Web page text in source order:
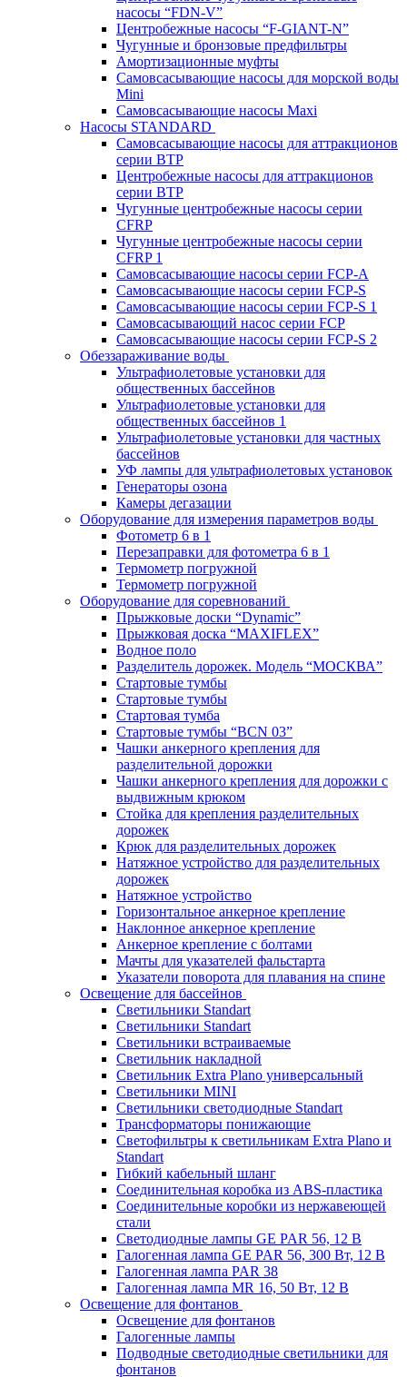
насосы “FDN-V”
Центробежные насосы “F-GIANT-N”
Чугунные и бронзовые предфильтры
Амортизационные муфты
Самовсасывающие насосы для морской воды
Mini
Самовсасывающие насосы Maxi
Насосы STANDARD
Самовсасывающие насосы для аттракционов
серии BTP
Центробежные насосы для аттракционов
серии BTP
Чугунные центробежные насосы серии
CFRP
Чугунные центробежные насосы серии
CFRP 1
Самовсасывающие насосы серии FCP-A
Самовсасывающие насосы серии FCP-S
Самовсасывающие насосы серии FCP-S 1
Самовсасывающий насос серии FCP
Самовсасывающие насосы серии FCP-S 2
Обеззараживание воды
Ультрафиолетовые установки для
общественных бассейнов
Ультрафиолетовые установки для
общественных бассейнов 1
Ультрафиолетовые установки для частных
бассейнов
УФ лампы для ультрафиолетовых установок
Генераторы озона
Камеры дегазации
Оборудование для измерения параметров воды
Фотометр 6 в 1
Перезаправки для фотометра 6 в 1
Термометр погружной
Термометр погружной
Оборудование для соревнований
Прыжковые доски “Dynamic”
Прыжковая доска “MAXIFLEX”
Водное поло
Разделитель дорожек. Модель “МОСКВА”
Стартовые тумбы
Стартовые тумбы
Стартовая тумба
Стартовые тумбы “BCN 03”
Чашки анкерного крепления для
разделительной дорожки
Чашки анкерного крепления для дорожки с
выдвижным крюком
Стойка для крепления разделительных
дорожек
Крюк для разделительных дорожек
Натяжное устройство для разделительных
дорожек
Натяжное устройство
Горизонтальное анкерное крепление
Наклонное анкерное крепление
Анкерное крепление с болтами
Мачты для указателей фальстарта
Указатели поворота для плавания на спине
Освещение для бассейнов
Светильники Standart
Светильники Standart
Светильники встраиваемые
Светильник накладной
Светильник Extra Plano универсальный
Светильники MINI
Светильники светодиодные Standart
Трансформаторы понижающие
Светофильтры к светильникам Extra Plano и
Standart
Гибкий кабельный шланг
Соединительная коробка из ABS-пластика
Соединительные коробки из нержавеющей
стали
Светодиодные лампы GE PAR 56, 12 В
Галогенная лампа GE PAR 56, 300 Вт, 12 В
Галогенная лампа PAR 38
Галогенная лампа MR 16, 50 Вт, 12 В
Освещение для фонтанов
Освещение для фонтанов
Галогенные лампы
Подводные светодиодные светильники для
фонтанов